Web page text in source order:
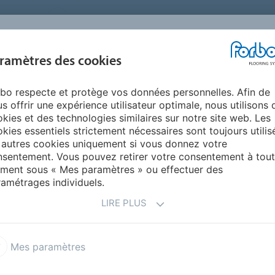
FRANCE
BLOG &
REALISATIONS
FAQ AIDE
designers - PVC acoustiques
U3/U4
primeo 33|43
des cookies
respecte et protège vos données personnelles. Afin de
offrir une expérience utilisateur optimale, nous utilisons
et des technologies similaires sur notre site web. Les
essentiels strictement nécessaires sont toujours
cookies uniquement si vous donnez votre
Vous pouvez retirer votre consentement à tout
sous « Mes paramètres » ou effectuer des
individuels.
LIRE PLUS
Mes paramètres